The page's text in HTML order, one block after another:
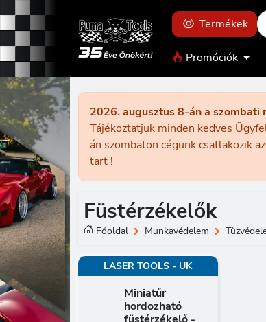
Termékek
Promóciók
2026. augusztus 8-án a szombati
Tájékoztatjuk minden kedves
án szombaton cégünk csatlakozik
tart !
Füstérzékelők
Főoldal Munkavédelem
LASER TOOLS - UK
Miniatűr
hordozható